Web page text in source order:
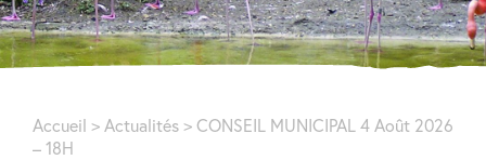
Accueil > Actualités> CONSEIL MUNICIPAL 4 Août 2026
– 18H